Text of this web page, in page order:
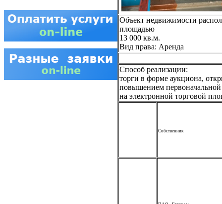
Объект недвижимости
площадью
13 000 кв.м.
Вид права: Аренда
Способ реализации:
торги в форме аукциона,
повышением
на электронной торговой
Собственник